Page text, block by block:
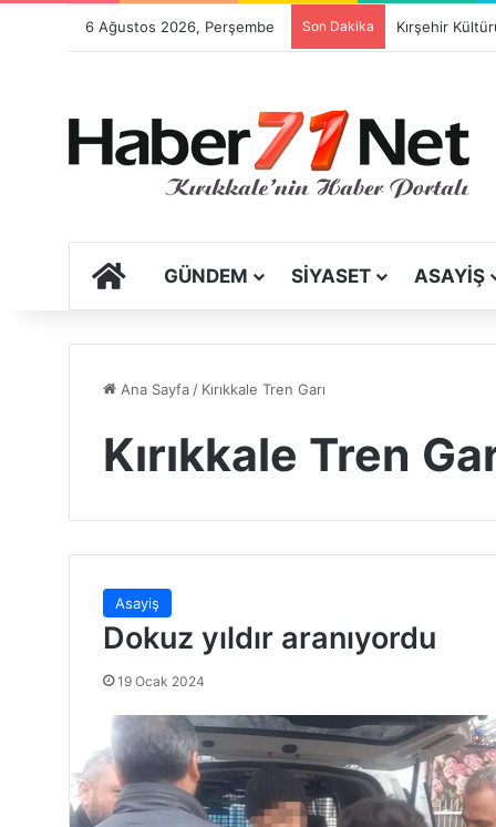
6 Ağustos 2026, Perşembe Son Dakika
ANA SAYFA
GÜNDEM SIYASET ASAYIŞ
Ana Sayfa/ Kırıkkale Tren Garı
Kırıkkale Tren
Asayiş
Dokuz yıldır aranıyordu
19 Ocak 2024